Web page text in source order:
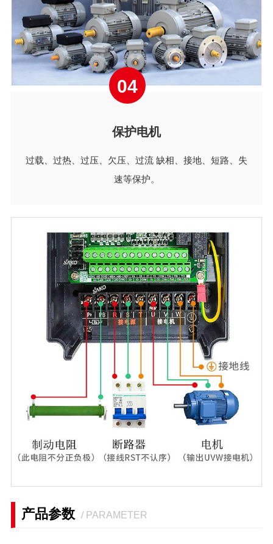
04
保护电机
过载、过热、过压、欠压、过流 缺相、接地、短路、失
速等保护。
/ CONNECTION
产品参数 / PARAMETER